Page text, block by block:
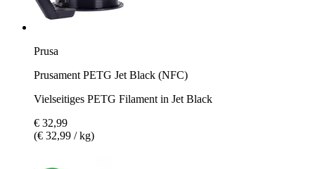
Prusa
Prusament PETG Jet Black (NFC)
Vielseitiges PETG Filament in Jet Black
€ 32,99
(€ 32,99 / kg)